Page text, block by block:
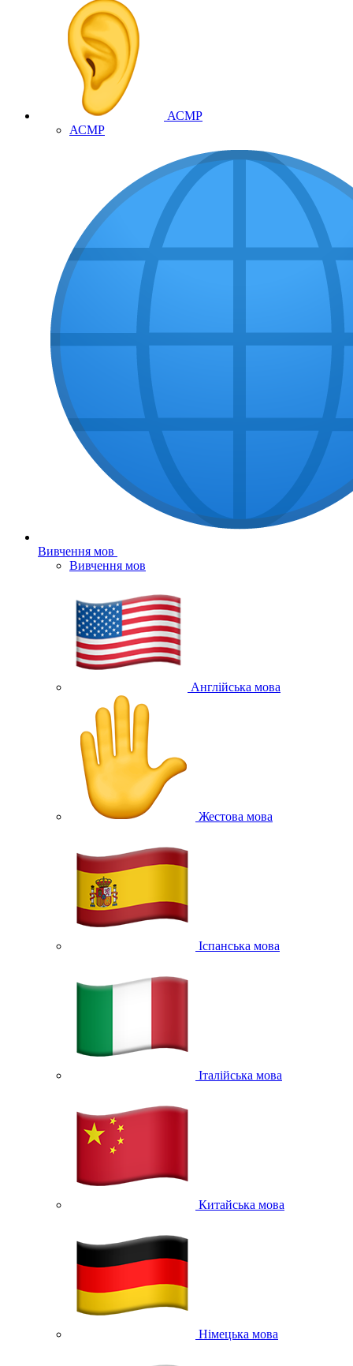
АСМР
АСМР
Вивчення мов
Вивчення мов
Англійська мова
Жестова мова
Іспанська мова
Італійська мова
Китайська мова
Німецька мова